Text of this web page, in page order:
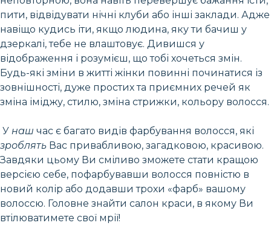
пити, відвідувати нічні клуби або інші заклади. Адже
навіщо кудись іти, якщо людина, яку ти бачиш у
дзеркалі, тебе не влаштовує. Дивишся у
відображення і розумієш, що тобі хочеться змін.
Будь-які зміни в житті жінки повинні починатися із
зовнішності, дуже простих та приємних речей як
зміна іміджу, стилю, зміна стрижки, кольору волосся.
У наш час є багато видів фарбування волосся, які
зроблять Вас привабливою, загадковою, красивою.
Завдяки цьому Ви сміливо зможете стати кращою
версією себе, пофарбувавши волосся повністю в
новий колір або додавши трохи «фарб» вашому
волоссю. Головне знайти салон краси, в якому Ви
втілюватимете свої мрії!